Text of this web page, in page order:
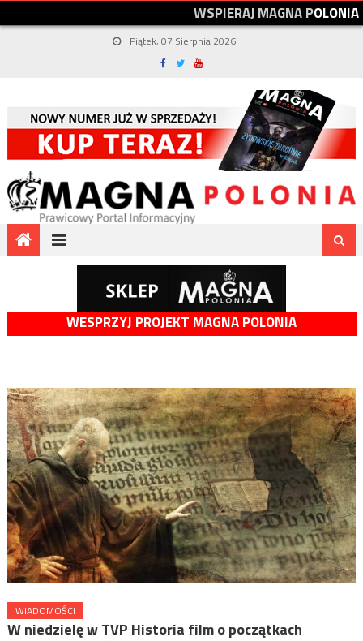
WSPIERAJMAGNAPOLONIA
Piątek, 07 Sierpnia 2026
WESPRZYJ PROJEKT MAGNA POLONIA
WIADOMOŚCI
W niedzielę w TVP Historia film o początkach